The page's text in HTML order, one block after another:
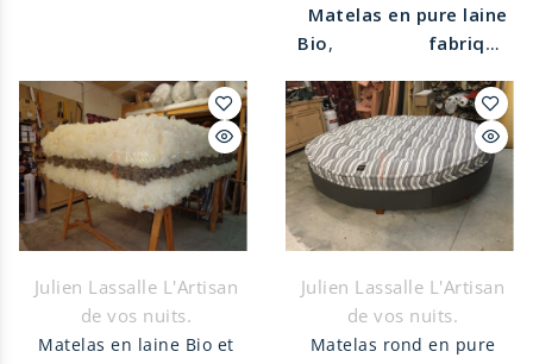
de tapissier décorateur
à Die dans la Drôme.Le
véritable matelas
écologique et
éthique
. Dans ce
matelas la laine
plusieurs variétés de
moutons. Coutil neuf
en 100% coton rayé
Matelas en pure laine
Bio, fabriqué
maindans notre atelier
de tapissier décorateur
à Die dans la Drôme.Le
véritable matelas
écologique et
éthique . Laine Bio du
des moutons des
Préalpes du sud. Coutil
en 100% coton rayés
Julien Lassalle L'Artisan
de vos nuits.
Matelas en laine Bio et
Julien Lassalle L'Artisan
de vos nuits.
Matelas rond en pure